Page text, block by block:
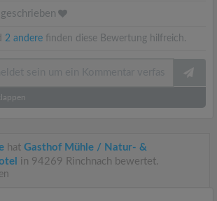
2 andere finden diese Bewertung hilfreich.
hat Gasthof Mühle / Natur- &
in 94269 Rinchnach bewertet.